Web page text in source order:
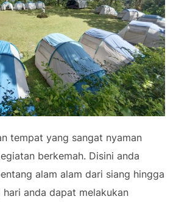
tempat yang sangat nyaman
berkemah. Disini anda
alam alam dari siang hingga
hari anda dapat melakukan